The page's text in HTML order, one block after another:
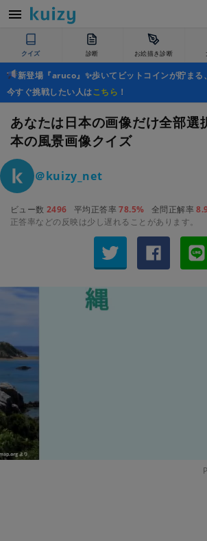
クイズ 診断 お絵描き診断
新登場『aruco』✨歩いてビットコインが貯まる
今すぐ挑戦したい人はこちら ！
あなたは日本の画像だけ全部選
本の風景画像クイズ
＠kuizy_net
ビュー数 2496 平均正答率78.5% 全問正解率
正答率などの反映は少し遅れることがあります。